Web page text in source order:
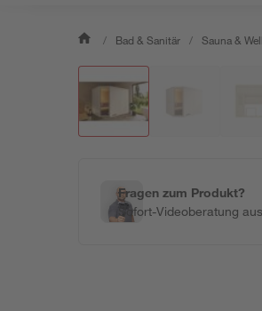
/ Bad & Sanitär / Sauna &
Fragen zum Produkt?
Sofort-Videoberatung